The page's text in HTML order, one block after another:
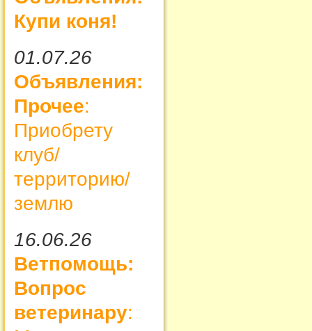
Купи коня!
01.07.26
Объявления:
Прочее:
Приобрету
клуб/
территорию/
землю
16.06.26
Ветпомощь:
Вопрос
ветеринару: